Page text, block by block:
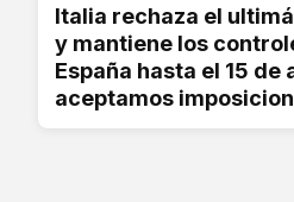
Italia rechaza el
y mantiene los
España hasta el 15 de
aceptamos